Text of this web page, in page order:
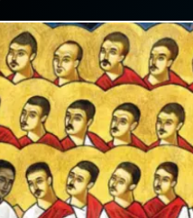
Croire
le monde